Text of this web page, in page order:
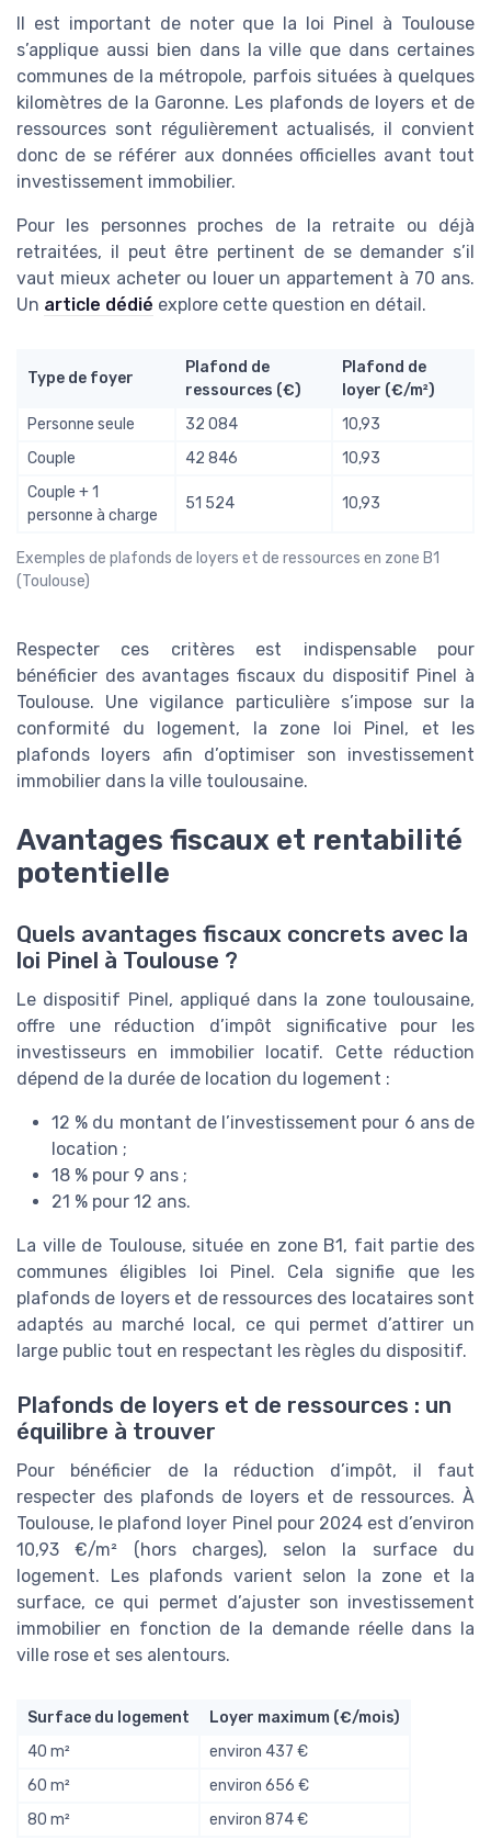
Il est important de noter que la loi Pinel à Toulouse
s’applique aussi bien dans la ville que dans certaines
communes de la métropole, parfois situées à quelques
kilomètres de la Garonne. Les plafonds de loyers et de
ressources sont régulièrement actualisés, il convient
donc de se référer aux données officielles avant tout
investissement immobilier.
Pour les personnes proches de la retraite ou déjà
retraitées, il peut être pertinent de se demander s’il
vaut mieux acheter ou louer un appartement à 70 ans.
Un article dédié explore cette question en détail.
Exemples de plafonds de loyers et de ressources en zone B1
(Toulouse)
Type de foyer
Plafond de
ressources (€)
Plafond de
loyer (€/m²)
Personne seule
32 084
10,93
Couple
42 846
10,93
Couple + 1
personne à charge
51 524 10,93
Respecter ces critères est indispensable pour
bénéficier des avantages fiscaux du dispositif Pinel à
Toulouse. Une vigilance particulière s’impose sur la
conformité du logement, la zone loi Pinel, et les
plafonds loyers afin d’optimiser son investissement
immobilier dans la ville toulousaine.
Avantages fiscaux et rentabilité
potentielle
Quels avantages fiscaux concrets avec la
loi Pinel à Toulouse ?
Le dispositif Pinel, appliqué dans la zone toulousaine,
offre une réduction d’impôt significative pour les
investisseurs en immobilier locatif. Cette réduction
dépend de la durée de location du logement :
12 % du montant de l’investissement pour 6 ans de
location ;
18 % pour 9 ans ;
21 % pour 12 ans.
La ville de Toulouse, située en zone B1, fait partie des
communes éligibles loi Pinel. Cela signifie que les
plafonds de loyers et de ressources des locataires sont
adaptés au marché local, ce qui permet d’attirer un
large public tout en respectant les règles du dispositif.
Plafonds de loyers et de ressources : un
équilibre à trouver
Pour bénéficier de la réduction d’impôt, il faut
respecter des plafonds de loyers et de ressources. À
Toulouse, le plafond loyer Pinel pour 2024 est d’environ
10,93 €/m² (hors charges), selon la surface du
logement. Les plafonds varient selon la zone et la
surface, ce qui permet d’ajuster son investissement
immobilier en fonction de la demande réelle dans la
ville rose et ses alentours.
Surface du logement
Loyer maximum (€/mois)
40 m²
environ 437 €
60 m²
environ 656 €
80 m²
environ 874 €